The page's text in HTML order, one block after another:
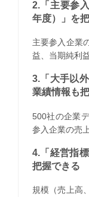
2.「主要参
年度）」を
主要参入企業
益、当期純利
3.「大手以
業績情報も
500社の企業
参入企業の売
4.「経営指
把握できる
規模（売上高